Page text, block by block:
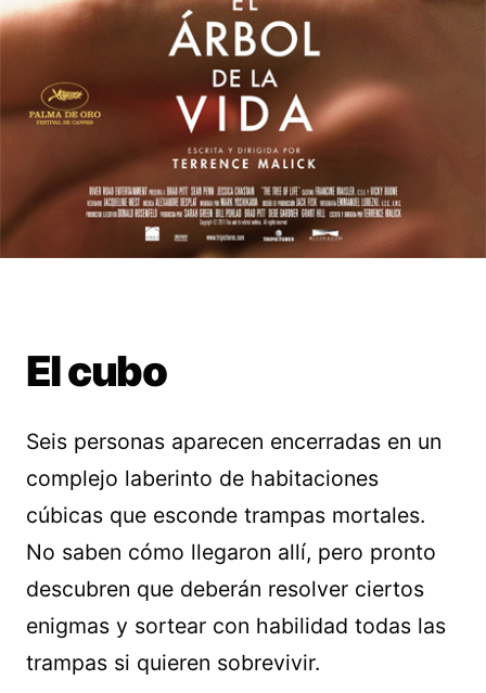
El cubo
Seis personas aparecen encerradas en un
complejo laberinto de habitaciones
cúbicas que esconde trampas mortales.
No saben cómo llegaron allí, pero pronto
descubren que deberán resolver ciertos
enigmas y sortear con habilidad todas las
trampas si quieren sobrevivir.